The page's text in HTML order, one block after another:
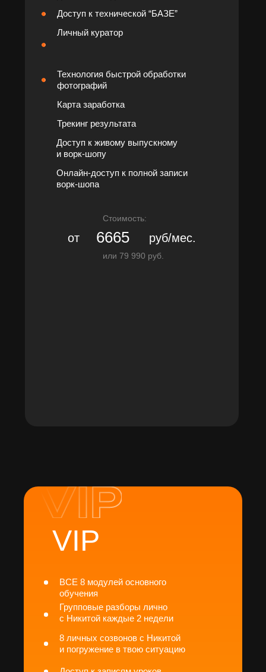
VIP
8 личных созвонов с Никитой
и погружение в твою ситуацию
Групповые разборы лично
с Никитой каждые 2 недели
ВСЕ 8 модулей основного
обучения
Личный куратор
Доступ к технической “БАЗЕ”
Карта заработка
Доступ к живому выпускному
и ворк-шопу
Онлайн-доступ к полной записи
ворк-шопа
Технология быстрой обработки
фотографий
Трекинг результата
Стоимость:
или 79 990 руб.
от руб/мес.
6665